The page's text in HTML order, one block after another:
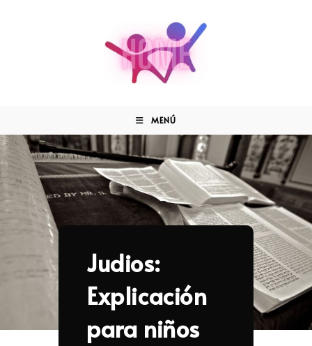
MENÚ
Judios:
Explicación
para niños